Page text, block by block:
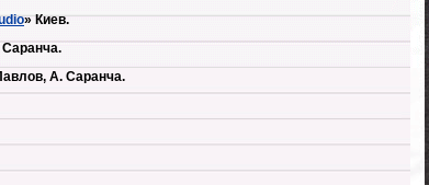
» Киев.
Саранча.
А. Саранча.